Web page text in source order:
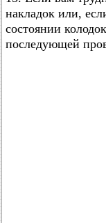
накладок или,
состоянии
последующей